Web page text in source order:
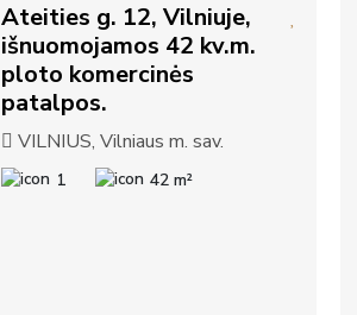
Ateities g. 12, Vilniuje,
išnuomojamos 42 kv.m.
ploto komercinės
patalpos.
VILNIUS, Vilniaus m. sav.
1 42 m²